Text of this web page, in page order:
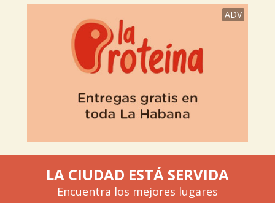
ADV
LA CIUDAD ESTÁ SERVIDA
Encuentra los mejores lugares